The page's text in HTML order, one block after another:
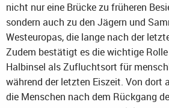
nicht nur eine Brücke zu früheren
sondern auch zu den Jägern und
Westeuropas, die lange nach der
Zudem bestätigt es die wichtige
Halbinsel als Zufluchtsort für
während der letzten Eiszeit. Von dort
die Menschen nach dem Rückgang